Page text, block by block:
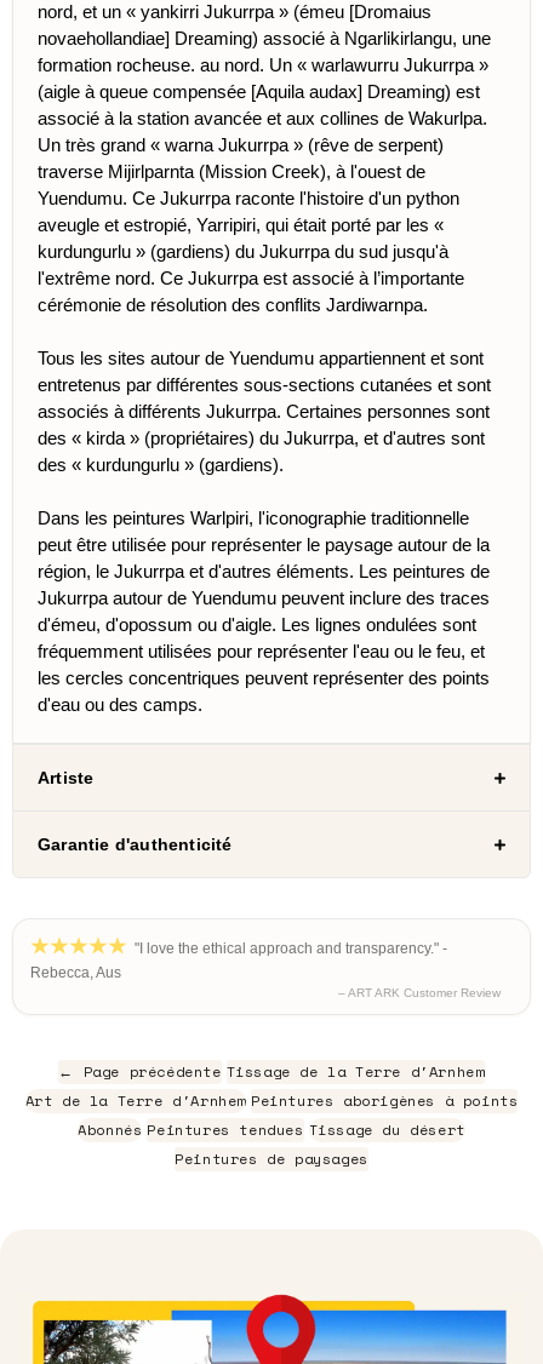
nord, et un « yankirri Jukurrpa » (émeu [Dromaius
novaehollandiae] Dreaming) associé à Ngarlikirlangu, une
formation rocheuse. au nord. Un « warlawurru Jukurrpa »
(aigle à queue compensée [Aquila audax] Dreaming) est
associé à la station avancée et aux collines de Wakurlpa.
Un très grand « warna Jukurrpa » (rêve de serpent)
traverse Mijirlparnta (Mission Creek), à l'ouest de
Yuendumu. Ce Jukurrpa raconte l'histoire d'un python
aveugle et estropié, Yarripiri, qui était porté par les «
kurdungurlu » (gardiens) du Jukurrpa du sud jusqu'à
l'extrême nord. Ce Jukurrpa est associé à l’importante
cérémonie de résolution des conflits Jardiwarnpa.
Tous les sites autour de Yuendumu appartiennent et sont
entretenus par différentes sous-sections cutanées et sont
associés à différents Jukurrpa. Certaines personnes sont
des « kirda » (propriétaires) du Jukurrpa, et d'autres sont
des « kurdungurlu » (gardiens).
Dans les peintures Warlpiri, l'iconographie traditionnelle
peut être utilisée pour représenter le paysage autour de la
région, le Jukurrpa et d'autres éléments. Les peintures de
Jukurrpa autour de Yuendumu peuvent inclure des traces
d'émeu, d'opossum ou d'aigle. Les lignes ondulées sont
fréquemment utilisées pour représenter l'eau ou le feu, et
les cercles concentriques peuvent représenter des points
d'eau ou des camps.
Artiste
Garantie d'authenticité
"I love the ethical approach and transparency." -
Rebecca, Aus
– ART ARK Customer Review
← Page précédente Tissage de la Terre d'Arnhem
Art de la Terre d'Arnhem Peintures aborigènes à points
Abonnés Peintures tendues Tissage du désert
Peintures de paysages